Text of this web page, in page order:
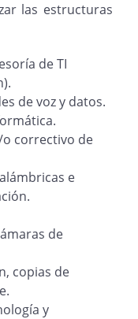
las estructuras
de TI
de voz y datos.
correctivo de
e
de
copias de
y